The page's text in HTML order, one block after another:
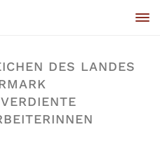
DES LANDES